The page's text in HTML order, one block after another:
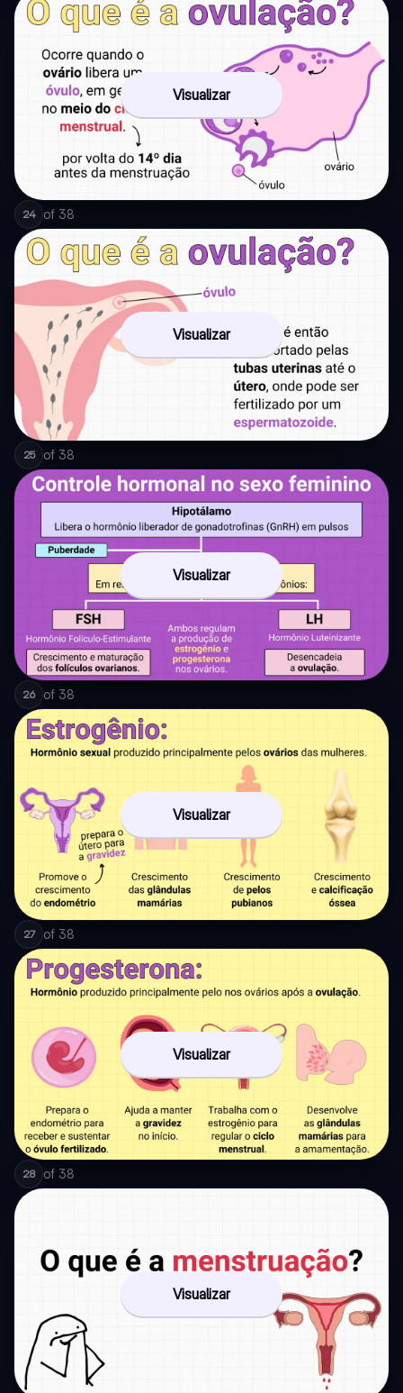
Visualizar
24 of 38
Visualizar
25 of 38
Visualizar
26 of 38
Visualizar
27 of 38
Visualizar
28 of 38
Visualizar